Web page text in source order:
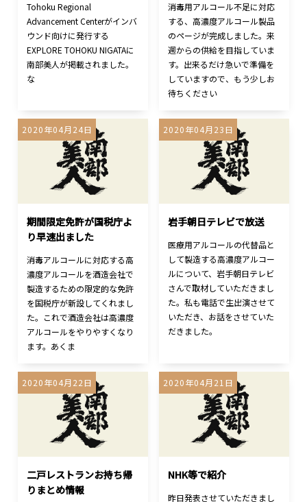
Tohoku Regional
Advancement Centerがインバ
ウンド向けに発行する
EXPLORE TOHOKU NIGATAに
南部美人が掲載されました。
な
消毒用アルコール不足に対応
する、高濃度アルコール製品
のページが完成しました。来
週からの供給を目指していま
す。出来るだけ急いで準備を
していますので、もう少しお
待ちください
2020年04月24日
期間限定免許が国税庁よ
り早速出ました
消毒アルコールに対応する高
濃度アルコールを酒造会社で
製造するための限定的な免許
を国税庁が新設してくれまし
た。これで酒造会社は高濃度
アルコールをやりやすくなり
ます。あくま
2020年04月23日
岩手朝日テレビで放送
医療用アルコールの代替品と
して製造する高濃度アルコー
ルについて、岩手朝日テレビ
さんで取材していただきまし
た。私も電話で生出演させて
いただき、お話をさせていた
だきました。
2020年04月22日
二戸レストランお持ち帰
りまとめ情報
2020年04月21日
NHK等で紹介
昨日発表させていただきまし